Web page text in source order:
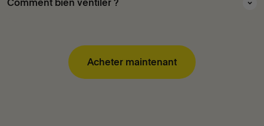
Comment bien ventiler ?
Acheter maintenant